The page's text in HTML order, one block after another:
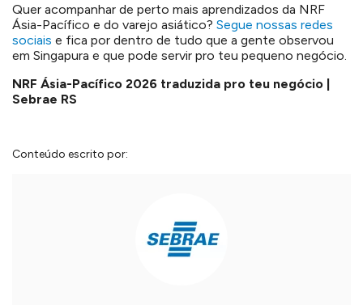
Quer acompanhar de perto mais aprendizados da NRF
Ásia-Pacífico e do varejo asiático? Segue nossas redes
sociais e fica por dentro de tudo que a gente observou
em Singapura e que pode servir pro teu pequeno negócio.
NRF Ásia-Pacífico 2026 traduzida pro teu negócio |
Sebrae RS
Conteúdo escrito por: